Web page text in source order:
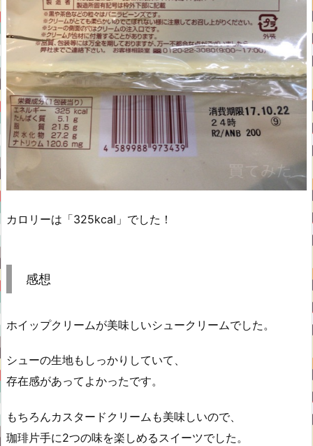
カロリーは「325kcal」でした！
感想
ホイップクリームが美味しいシュークリームでした。
シューの生地もしっかりしていて、
存在感があってよかったです。
もちろんカスタードクリームも美味しいので、
珈琲片手に2つの味を楽しめるスイーツでした。